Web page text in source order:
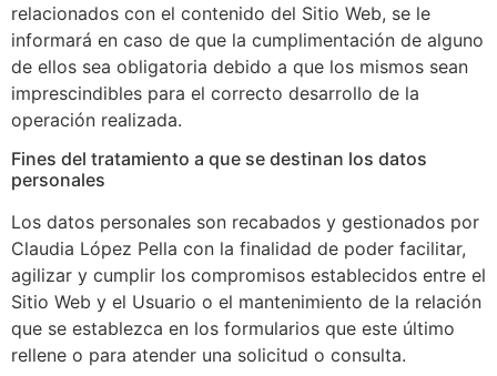
relacionados con el contenido del Sitio Web, se le
informará en caso de que la cumplimentación de alguno
de ellos sea obligatoria debido a que los mismos sean
imprescindibles para el correcto desarrollo de la
operación realizada.
Fines del tratamiento a que se destinan los datos
personales
Los datos personales son recabados y gestionados por
Claudia López Pella con la finalidad de poder facilitar,
agilizar y cumplir los compromisos establecidos entre el
Sitio Web y el Usuario o el mantenimiento de la relación
que se establezca en los formularios que este último
rellene o para atender una solicitud o consulta.